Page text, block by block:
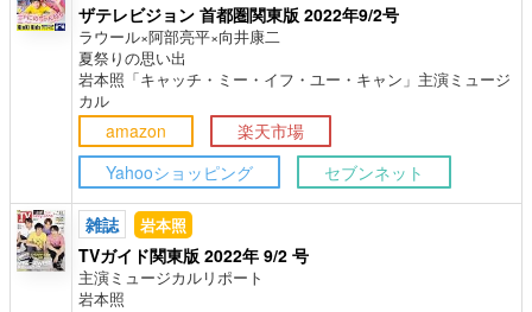
ザテレビジョン 首都圏関東版 2022年9/2号
ラウール×阿部亮平×向井康二
夏祭りの思い出
岩本照「キャッチ・ミー・イフ・ユー・キャン」主演ミュージ
カル
amazon
楽天市場
Yahooショッピング
セブンネット
雑誌 岩本照
TVガイド関東版 2022年 9/2 号
主演ミュージカルリポート
岩本照